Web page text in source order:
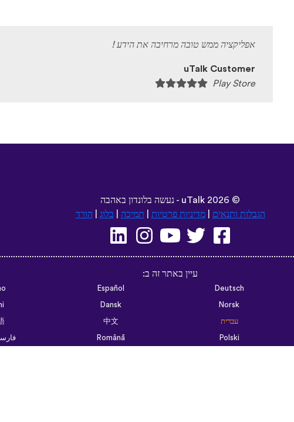
אפליקציה ממש טובה מרחיבה את הידע !
uTalk Customer
Play Store
©
uTalk 2026 - נעשה בלונדון באהבה
הגבלות ותנאים |מדיניות פרטיות תמיכה בלוג הורד
עיין באתר זה ב:
Deutsch
Español
Norsk
Dansk
עברית 中文
Polski
Română